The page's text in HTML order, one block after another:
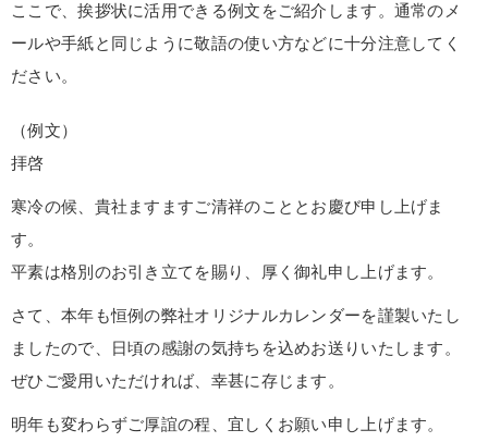
ここで、挨拶状に活用できる例文をご紹介します。通常のメ
ールや手紙と同じように敬語の使い方などに十分注意してく
ださい。
（例文）
拝啓
寒冷の候、貴社ますますご清祥のこととお慶び申し上げま
す。
平素は格別のお引き立てを賜り、厚く御礼申し上げます。
さて、本年も恒例の弊社オリジナルカレンダーを謹製いたし
ましたので、日頃の感謝の気持ちを込めお送りいたします。
ぜひご愛用いただければ、幸甚に存じます。
明年も変わらずご厚誼の程、宜しくお願い申し上げます。